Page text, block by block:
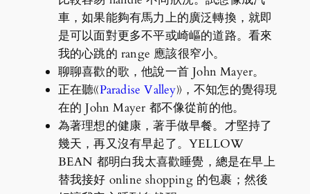
車，如果能夠有馬力上的廣泛轉換，就即
是可以面對更多不平或崎嶇的道路。看來
我的心跳的 range 應該很窄小。
聊聊喜歡的歌，他說一首 John Mayer。
正在聽《Paradise Valley》，不知怎的覺得現
在的 John Mayer 都不像從前的他。
為著理想的健康，著手做早餐。才堅持了
幾天，再又沒有早起了。YELLOW
BEAN 都明白我太喜歡睡覺，總是在早上
替我接好 online shopping 的包裹；然後